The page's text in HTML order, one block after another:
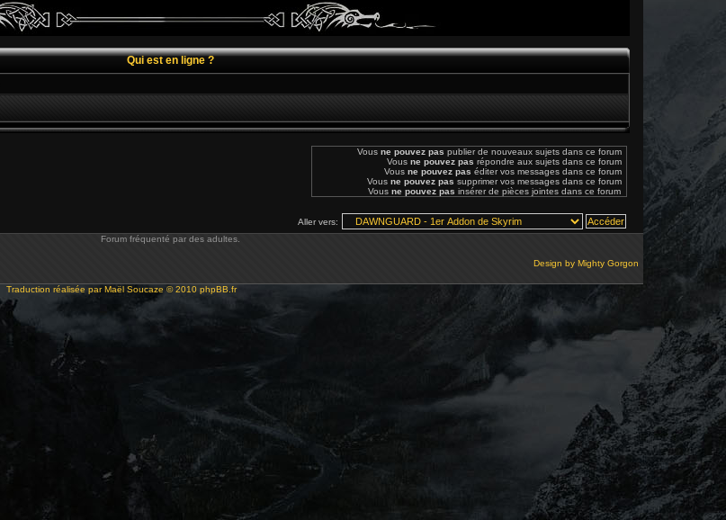
Qui est en ligne ?
Vous ne pouvez pas publier de nouveaux sujets dans ce forum
Vous ne pouvez pas répondre aux sujets dans ce forum
Vous ne pouvez pas éditer vos messages dans ce forum
Vous ne pouvez pas supprimer vos messages dans ce forum
Vous ne pouvez pas insérer de pièces jointes dans ce forum
Aller vers:
Forum fréquenté par des adultes.
Design by Mighty Gorgon
Traduction réalisée parMaël Soucaze © 2010 phpBB.fr